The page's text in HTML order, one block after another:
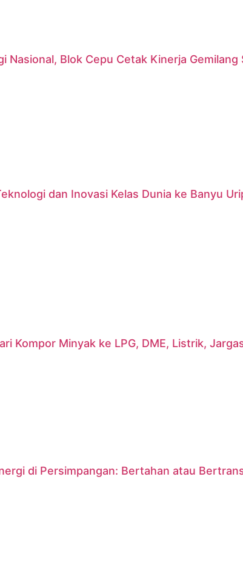
Nasional, Blok Cepu Cetak Kinerja
dan Inovasi Kelas Dunia ke Banyu
Kompor Minyak ke LPG, DME, Listrik,
di Persimpangan: Bertahan atau